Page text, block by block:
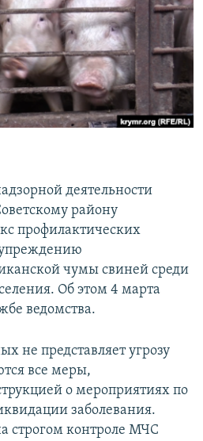
деятельности
району
профилактических
чумы свиней среди
Об этом 4 марта
ведомства.
не представляет угрозу
все меры,
о мероприятиях по
заболевания.
строгом контроле МЧС